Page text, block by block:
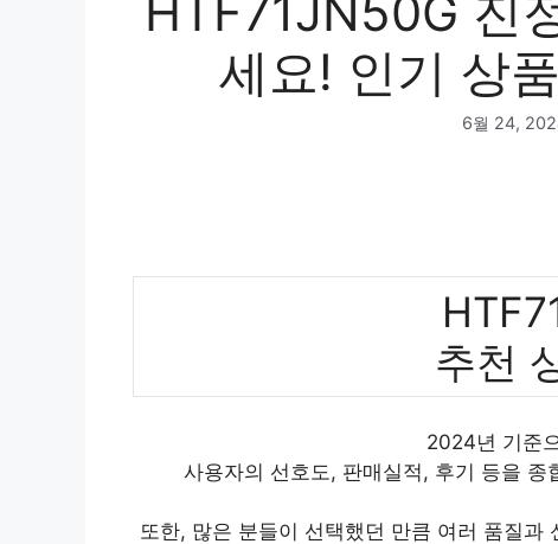
HTF71JN50G 진
세요! 인기 상
6월 24,
추천
2024년 기준
사용자의 선호도, 판매실적, 후기 등을
또한, 많은 분들이 선택했던 만큼 여러 품질과